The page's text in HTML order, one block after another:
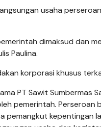
usaha
dimaksud dan
Paulina.
korporasi khusus
PT Sawit Sumbermas
pemerintah. Perseroan
pemangkut kepentingan